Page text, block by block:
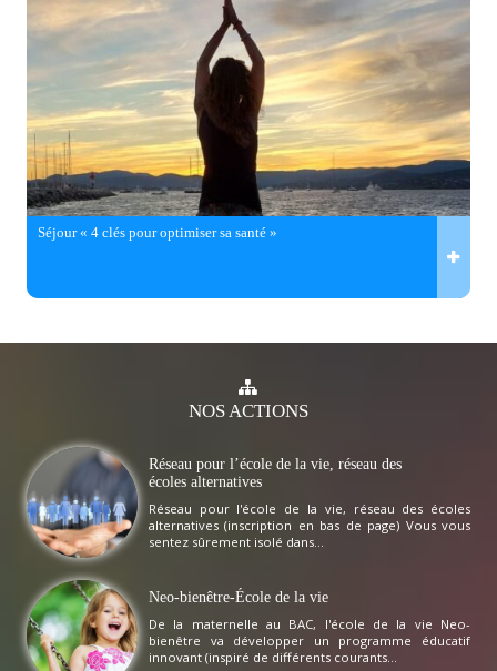
Séjour « 4 clés pour optimiser sa santé »
NOSACTIONS
Réseau pour l’école de la vie, réseau des
écoles alternatives
Réseau pour l'école de la vie, réseau des écoles
alternatives (inscription en bas de page) Vous vous
sentez sûrement isolé dans...
Neo-bienêtre-École de la vie
De la maternelle au BAC, l'école de la vie Neo-
bienêtre va développer un programme éducatif
innovant (inspiré de différents courants...